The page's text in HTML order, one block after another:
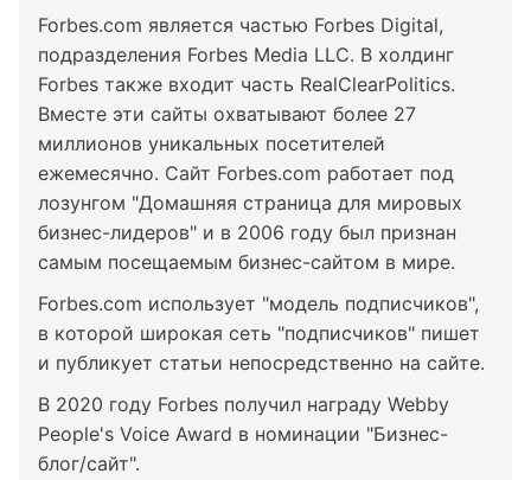
Forbes.com является частью Forbes Digital,
подразделения Forbes Media LLC. В холдинг
Forbes также входит часть RealClearPolitics.
Вместе эти сайты охватывают более 27
миллионов уникальных посетителей
ежемесячно. Сайт Forbes.com работает под
лозунгом "Домашняя страница для мировых
бизнес-лидеров" и в 2006 году был признан
самым посещаемым бизнес-сайтом в мире.
Forbes.com использует "модель подписчиков",
в которой широкая сеть "подписчиков" пишет
и публикует статьи непосредственно на сайте.
В 2020 году Forbes получил награду Webby
People's Voice Award в номинации "Бизнес-
блог/сайт".